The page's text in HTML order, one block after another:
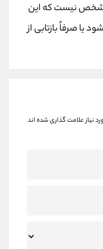
مشخص نیست که این
صرفاً بازتابی از
نیاز علامت گذاری شده اند